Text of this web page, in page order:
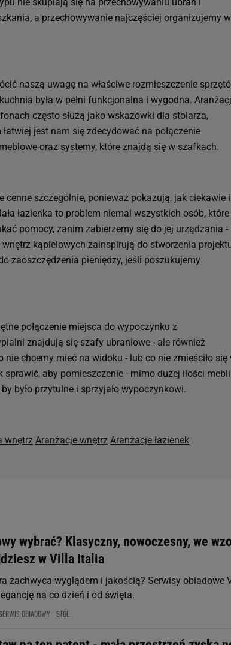
a przechowywanie najczęściej organizujemy w
naszą uwagę na właściwe rozmieszczenie
była w pełni funkcjonalna i wygodna.
często służą jako wskazówki dla stolarza,
jest nam się zdecydować na połączenie
oraz systemy, które znajdą się w szafkach.
szczególnie, ponieważ pokazują, jak ciekawie i
łazienka to problem niemal wszystkich osób, które
pomocy, zanim zabierzemy się do jej urządzania -
kąpielowych zainspirują do stworzenia
zaoszczędzenia pieniędzy, jeśli poszukujemy
połączenie miejsca do wypoczynku z
znajdują się szafy ubraniowe - ale również
chcemy mieć na widoku - lub co nie zmieściło się
aby pomieszczenie - mimo dużej ilości
było przytulne i sprzyjało wypoczynkowi.
wnętrz Aranżacje wnętrz Aranżacje łazienek
wybrać? Klasyczny, nowoczesny, we
w Villa Italia
zachwyca wyglądem i jakością? Serwisy obiadowe
na co dzień i od święta.
OBIADOWY STÓŁ